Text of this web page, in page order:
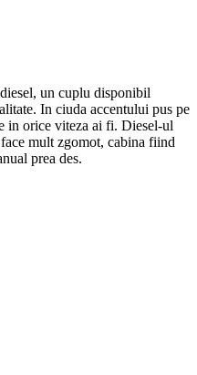
un cuplu disponibil
In ciuda accentului pus pe
in orice viteza ai fi. Diesel-ul
mult zgomot, cabina fiind
prea des.